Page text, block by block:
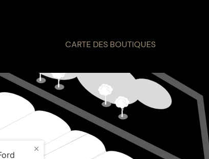
CARTE DES BOUTIQUES